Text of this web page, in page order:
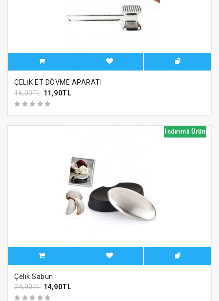
ÇELİK ET DÖVME APARATI
16,00TL 11,90TL
İndirimli Ürün
Çelik Sabun
24,90TL 14,90TL